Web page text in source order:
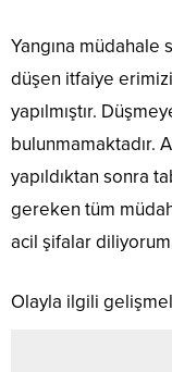
Yangına müdahale
düşen itfaiye
yapılmıştır.
bulunmamaktadır.
yapıldıktan sonra
gereken tüm
acil şifalar
Olayla ilgili